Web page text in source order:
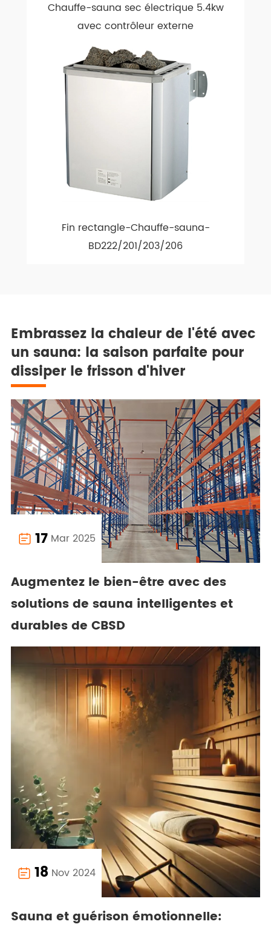
Chauffe-sauna sec électrique 5.4kw
avec contrôleur externe
Fin rectangle-Chauffe-sauna-
BD222/201/203/206
Embrassez la chaleur de l'été avec
un sauna: la saison parfaite pour
dissiper le frisson d'hiver
 17 Mar 2025
Augmentez le bien-être avec des
solutions de sauna intelligentes et
durables de CBSD
 18 Nov 2024
Sauna et guérison émotionnelle: